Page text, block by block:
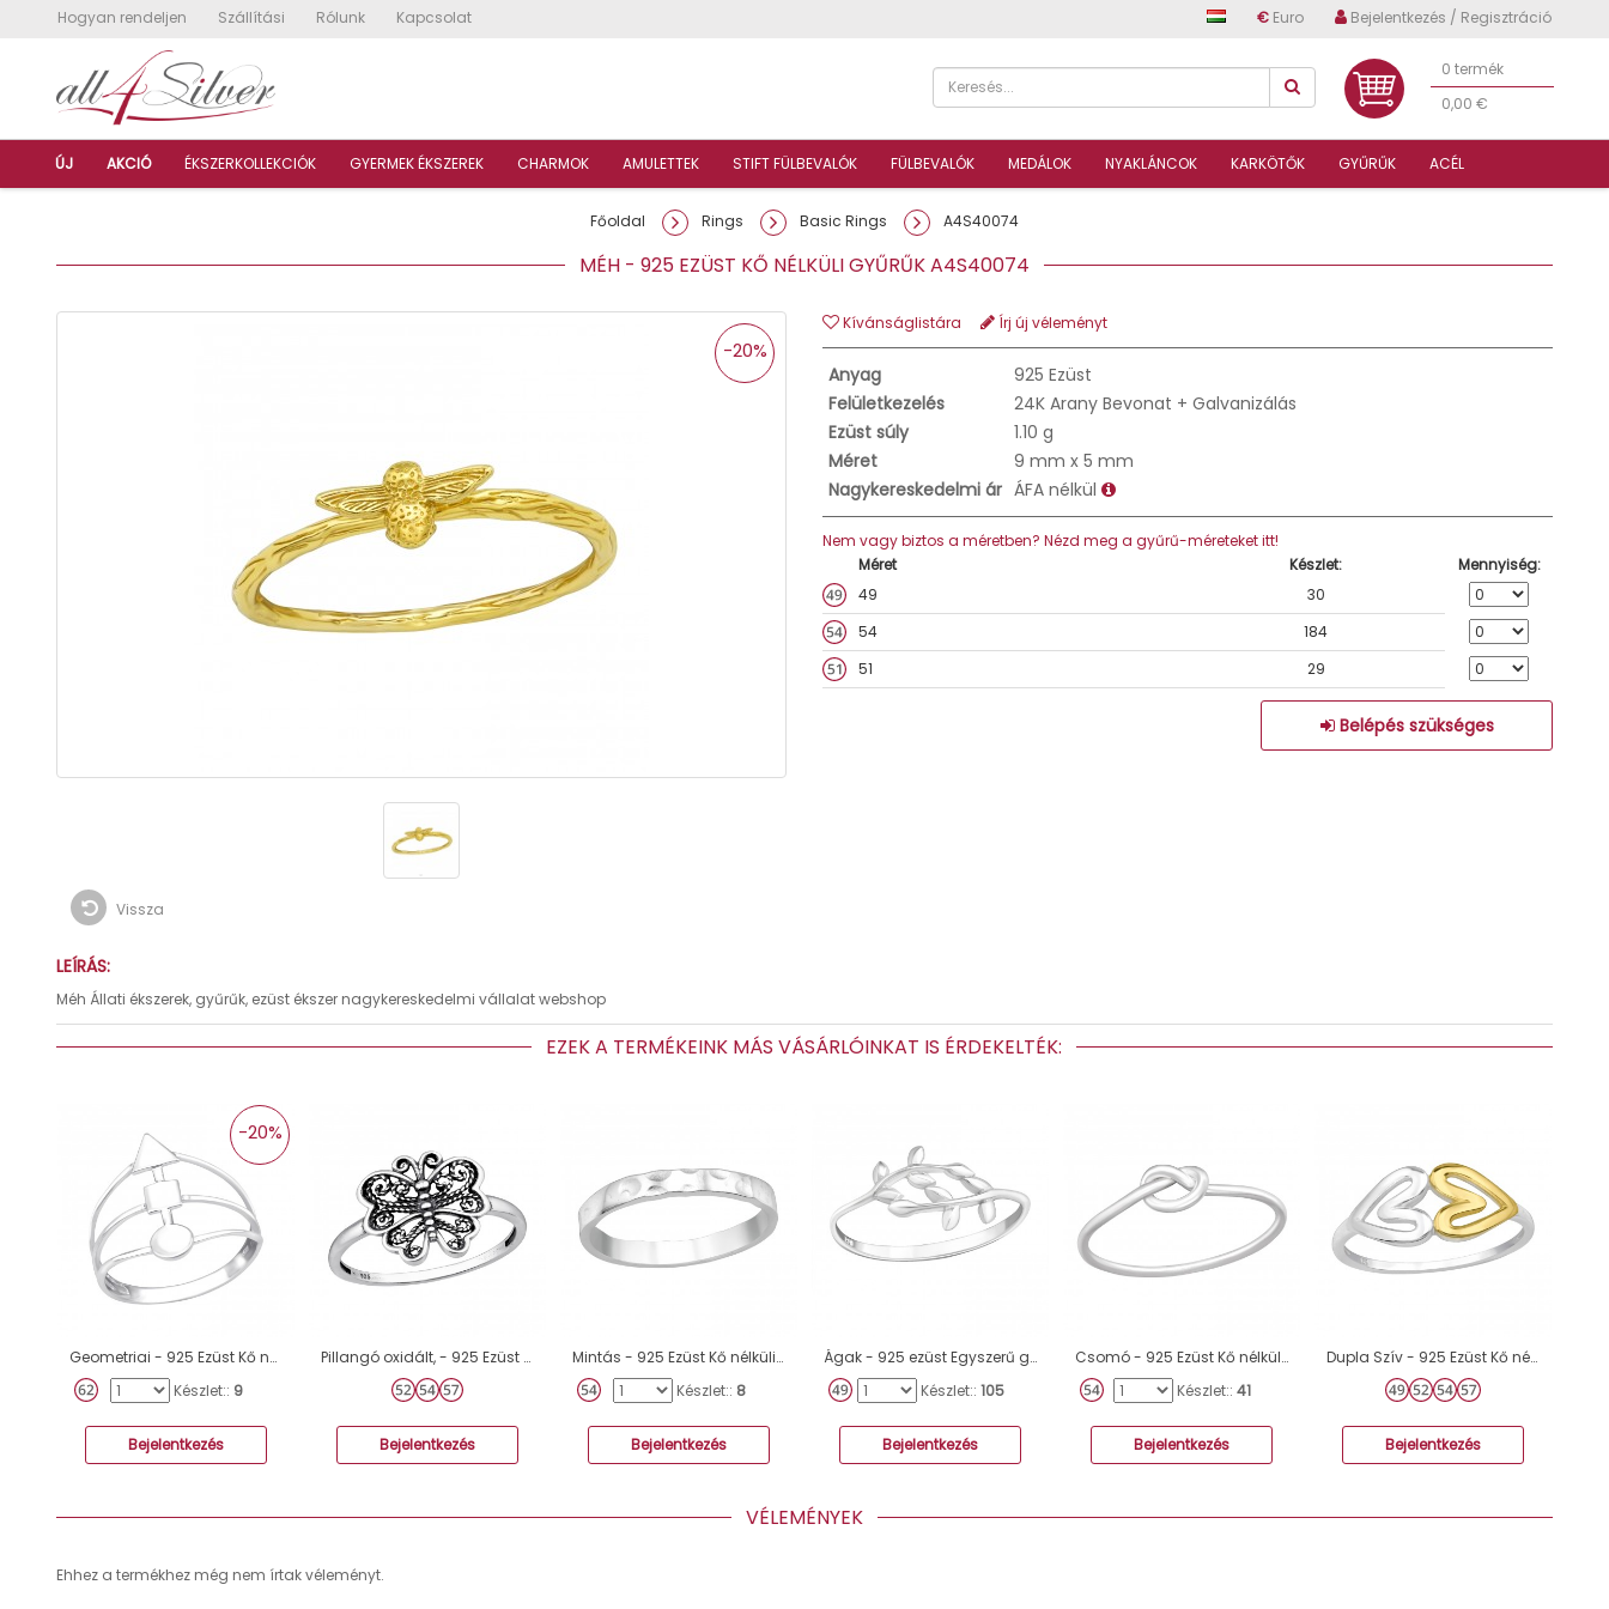
Hogyan rendeljen Szállítási Rólunk Kapcsolat € Euro Bejelentkezés / Regisztráció
0 termék
0,00 €
ÚJ AKCIÓ ÉKSZERKOLLEKCIÓK GYERMEK ÉKSZEREK CHARMOK AMULETTEK STIFT FÜLBEVALÓK FÜLBEVALÓK MEDÁLOK NYAKLÁNCOK KARKÖTŐK GYŰRŰK ACÉL
Főoldal Rings Basic Rings A4S40074
MÉH - 925 EZÜST KŐ NÉLKÜLI GYŰRŰK A4S40074
Vissza
-20%
Kívánságlistára Írj új véleményt
Anyag
925 Ezüst
Felületkezelés
24K Arany Bevonat + Galvanizálás
Ezüst súly
1.10 g
Méret
9 mm x 5 mm
Nagykereskedelmi ár ÁFA nélkül
Nem vagy biztos a méretben? Nézd meg a gyűrű-méreteket itt!
Méret
Készlet:
Mennyiség:
49
30
54
184
51
29
Belépés szükséges
LEÍRÁS:
Méh Állati ékszerek, gyűrűk, ezüst ékszer nagykereskedelmi vállalat webshop
EZEK A TERMÉKEINK MÁS VÁSÁRLÓINKAT IS ÉRDEKELTÉK:
Geometriai - 925 Ezüst Kő nélküli gyűrűk A4S38981
-20%
Készlet:: 9
Bejelentkezés
Pillangó oxidált, - 925 Ezüst Kő Nélküli Gyűrűk A4S47623
Bejelentkezés
Mintás - 925 Ezüst Kő nélküli gyűrűk A4S40457
Készlet:: 8
Bejelentkezés
Ágak - 925 ezüst Egyszerű gyűrűk A4S17195
Készlet:: 105
Bejelentkezés
Csomó - 925 Ezüst Kő nélküli gyűrűk A4S42456
Készlet:: 41
Bejelentkezés
Dupla Szív - 925 Ezüst Kő nélküli gyűrűk A4S48693
Bejelentkezés
VÉLEMÉNYEK
Ehhez a termékhez még nem írtak véleményt.